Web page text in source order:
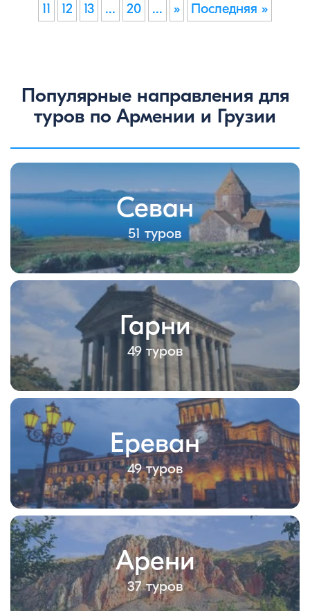
11
12 13 ... 20 ... » Последняя »
Популярные направления для
туров по Армении и Грузии
Севан
51 туров
Гарни
49 туров
Ереван
49 туров
Арени
37 туров